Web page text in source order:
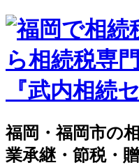
福岡・福岡市の
業承継・節税・